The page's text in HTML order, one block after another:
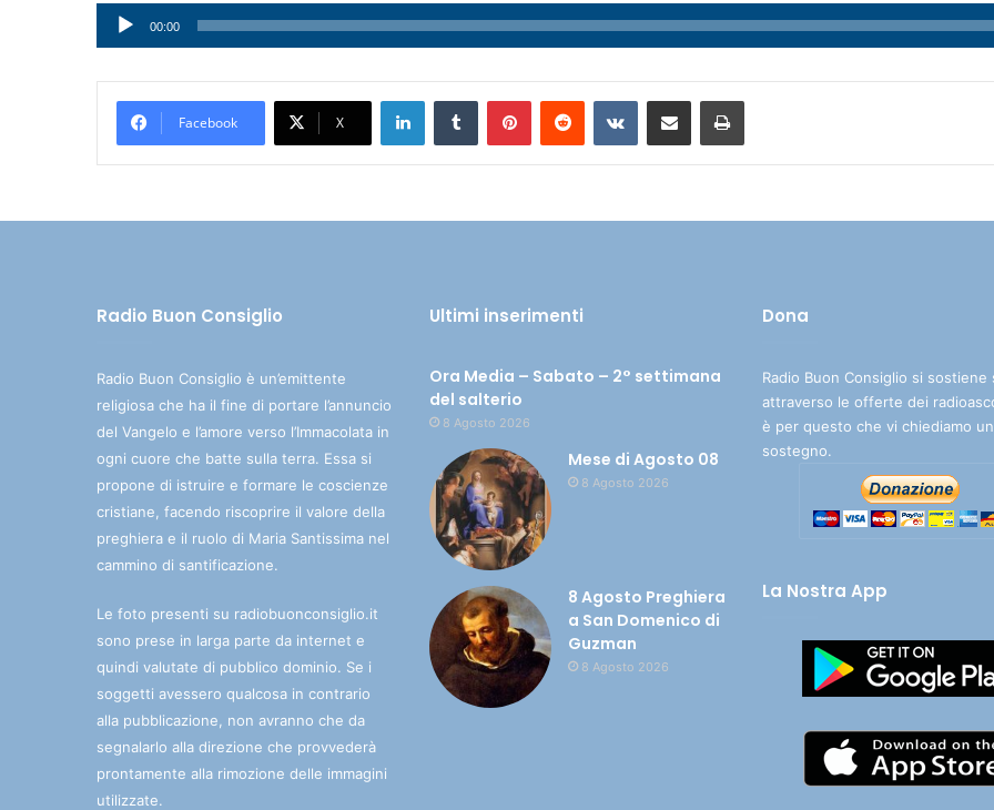
Audio
Player
00:00
Facebook X
Radio Buon Consiglio
Radio Buon Consiglio è un’emittente
religiosa che ha il fine di portare l’annuncio
del Vangelo e l’amore verso l’Immacolata in
ogni cuore che batte sulla terra. Essa si
propone di istruire e formare le coscienze
cristiane, facendo riscoprire il valore della
preghiera e il ruolo di Maria Santissima nel
cammino di santificazione.
Le foto presenti su radiobuonconsiglio.it
sono prese in larga parte da internet e
quindi valutate di pubblico dominio. Se i
soggetti avessero qualcosa in contrario
alla pubblicazione, non avranno che da
segnalarlo alla direzione che provvederà
prontamente alla rimozione delle immagini
utilizzate.
Ultimi inserimenti
Ora Media – Sabato – 2° settimana
del salterio
8 Agosto 2026
Mese di Agosto 08
8 Agosto 2026
8 Agosto Preghiera
a San Domenico di
Guzman
8 Agosto 2026
Dona
Radio Buon Consiglio si sostiene
attraverso le offerte dei
è per questo che vi chiediamo un
sostegno.
La Nostra App